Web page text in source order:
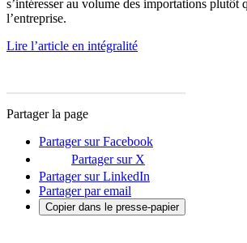
s’intéresser au volume des importations plutôt
l’entreprise.
Lire l’article en intégralité
Partager la page
Partager sur Facebook
Partager sur X
Partager sur LinkedIn
Partager par email
Copier dans le presse-papier